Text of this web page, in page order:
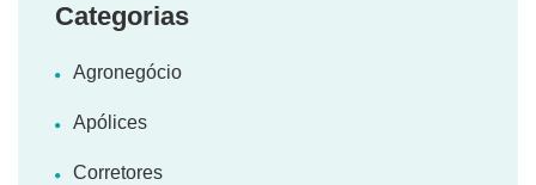
Categorias
Agronegócio
Apólices
Corretores